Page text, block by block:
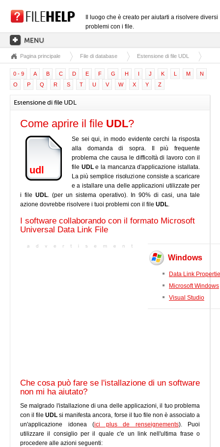
Il luogo che è creato per aiutarti a risolvere diversi
problemi con i file.
PAGINA PRINCIPALE
CATEGORIE DELLE ESTENSIONI
CATEGORIE DEI DRIVER
FILE DLL
CONVERSIONI DI FILE
SOFTWARE
Pagina principale File di database Estensione di file UDL
0 - 9 A B C D E F G H I J K L M
N
O
P Q R S T U V W X Y Z
Estensione di file UDL
Come aprire il file UDL?
udl
Se sei qui, in modo evidente cerchi la risposta
alla domanda di sopra. Il più frequente
problema che causa le difficoltà di lavoro con il
file UDLe la mancanza d'applicazione istallata.
La più semplice risoluzione consiste a scaricare
e a istallare una delle applicazioni utilizzate per
i file UDL. (per un sistema operativo). In 90% di casi, una tale
azione dovrebbe risolvere i tuoi problemi con il file UDL.
I software collaborando con il formato Microsoft
Universal Data Link File
Windows
Data Link
Microsoft Windows
Visual Studio
Che cosa può fare se l'istallazione di un software
non mi ha aiutato?
Se malgrado l'istallazione di una delle applicazioni, il tuo problema
con il fileUDL si manifesta ancora, forse il tuo file non è associato a
un'applicazione idonea (ici plus de renseignements). Puoi
utilizzare il consiglio per il quale c'e un link nell'ultima frase o
procedere alle azioni seguenti: